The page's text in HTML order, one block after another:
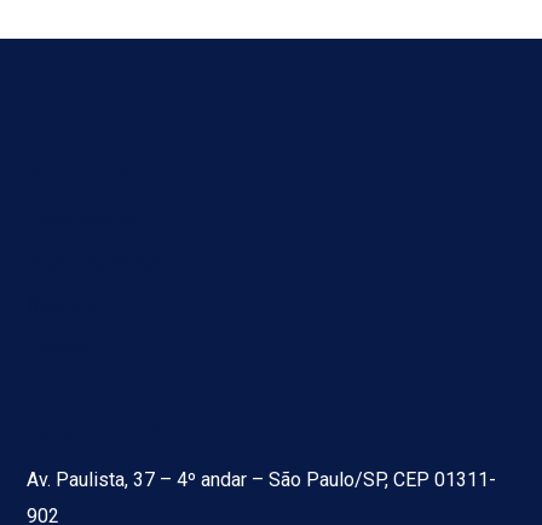
Av. Paulista, 37 – 4º andar – São Paulo/SP, CEP 01311-
902